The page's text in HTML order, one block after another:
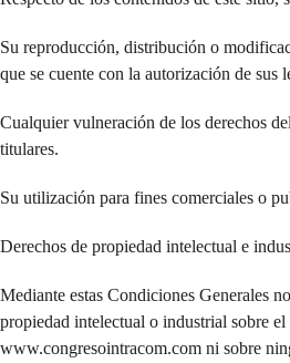
Su reproducción, distribución o
que se cuente con la autorización de sus
Cualquier vulneración de los derechos
titulares.
Su utilización para fines comerciales o
Derechos de propiedad intelectual e
Mediante estas Condiciones Generales
propiedad intelectual o industrial sobre el
www.congresointracom.com ni sobre